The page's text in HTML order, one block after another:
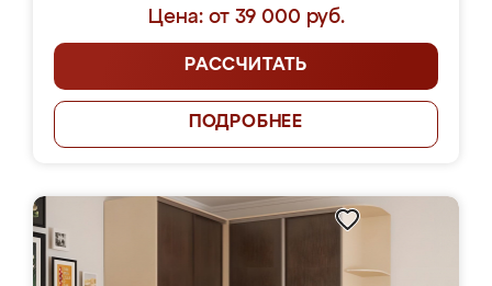
Цена: от 39 000 руб.
РАССЧИТАТЬ
ПОДРОБНЕЕ